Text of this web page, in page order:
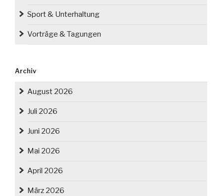
Sport & Unterhaltung
Vorträge & Tagungen
Archiv
August 2026
Juli 2026
Juni 2026
Mai 2026
April 2026
März 2026